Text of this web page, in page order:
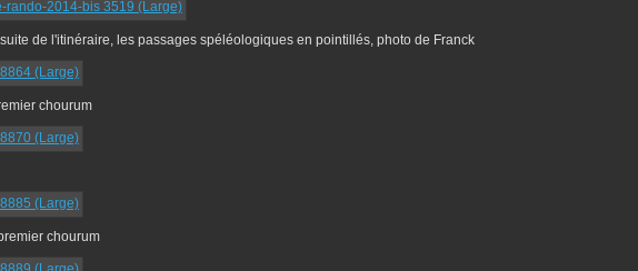
de l'itinéraire, les passages spéléologiques en pointillés, photo de Franck
chourum
chourum